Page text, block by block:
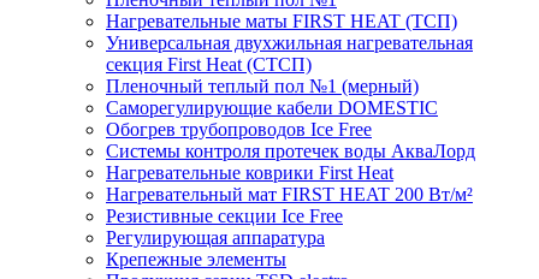
Нагревательные маты FIRST HEAT (ТСП)
Универсальная двухжильная нагревательная
секция First Heat (СТСП)
Пленочный теплый пол №1 (мерный)
Саморегулирующие кабели DOMESTIC
Обогрев трубопроводов Ice Free
Системы контроля протечек воды АкваЛорд
Нагревательные коврики First Heat
Нагревательный мат FIRST HEAT 200 Вт/м²
Резистивные секции Ice Free
Регулирующая аппаратура
Крепежные элементы